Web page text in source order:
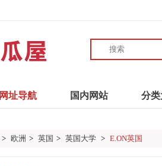
网址导航 国内网站 分
> 欧洲 > 英国 > 英国大学 > E.ON英国